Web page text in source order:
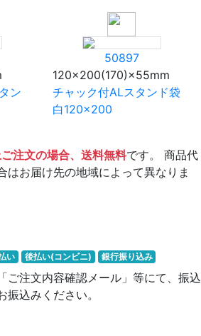
ン
50897
120×200(170)×55mm
チャック付ALスタンド袋
白120×200
注文の場合、送料無料です。 商品代
はお届け先の地域によって異なりま
い 後払い(コンビニ) 銀行振り込み
ご注文内容確認メール」等にて、振込
込みください。